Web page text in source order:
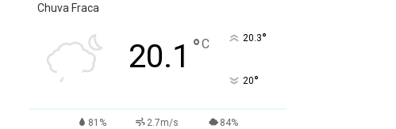
Chuva Fraca
20.1 °C 20.3°
20°
81% 2.7m/s 84%